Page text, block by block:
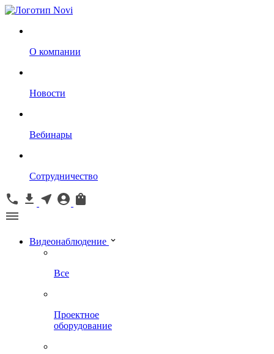
О компании
Новости
Вебинары
Сотрудничество
Видеонаблюдение
Все
Проектное
оборудование